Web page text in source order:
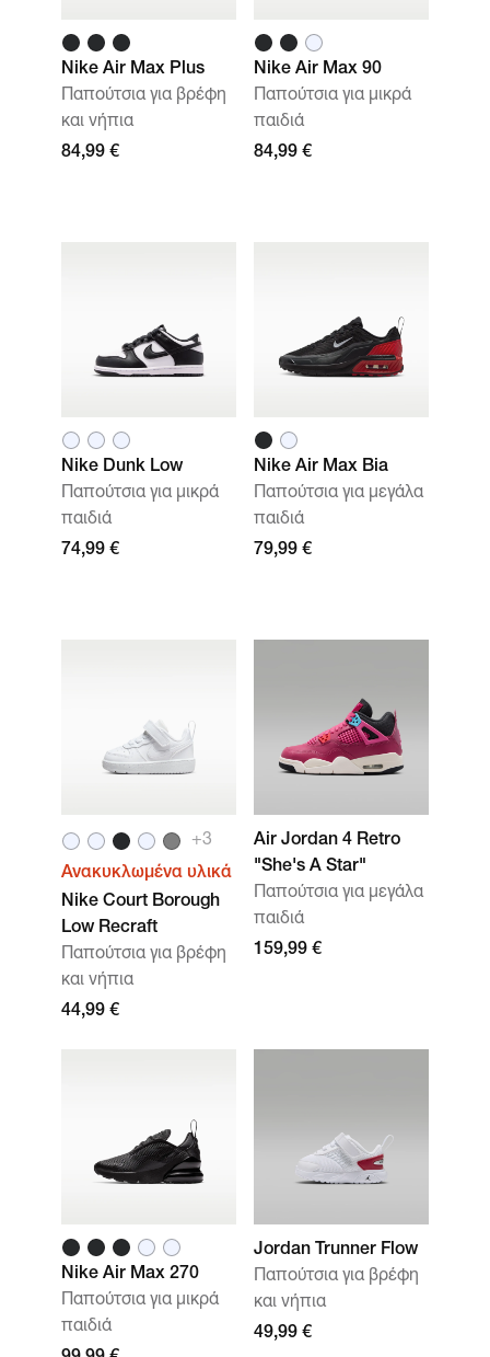
Nike Air Max Plus
Παπούτσια για βρέφη
και νήπια
84,99 €
Nike Air Max 90
Παπούτσια για μικρά
παιδιά
84,99 €
Nike Dunk Low
Παπούτσια για μικρά
παιδιά
74,99 €
Nike Air Max Bia
Παπούτσια για μεγάλα
παιδιά
79,99 €
+3
Ανακυκλωμένα υλικά
Nike Court Borough
Low Recraft
Παπούτσια για βρέφη
και νήπια
44,99 €
Air Jordan 4 Retro
"She's A Star"
Παπούτσια για μεγάλα
παιδιά
159,99 €
Nike Air Max 270
Παπούτσια για μικρά
παιδιά
Jordan Trunner Flow
Παπούτσια για βρέφη
και νήπια
49,99 €